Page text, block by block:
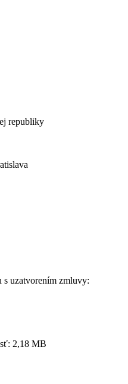
republiky
s uzatvorením zmluvy:
2,18 MB